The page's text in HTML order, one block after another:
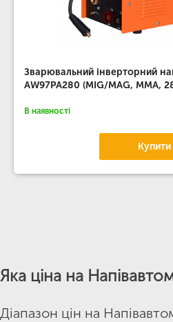
Зварювальний інверторний
AW97PA280 (MIG/MAG, MMA,
В наявності
Купити
Яка ціна на
Діапазон цін на